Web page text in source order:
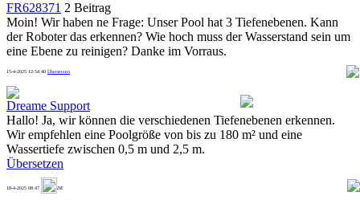
FR628371 2 Beitrag
Moin! Wir haben ne Frage: Unser Pool hat 3 Tiefenebenen. Kann
der Roboter das erkennen? Wie hoch muss der Wasserstand sein um
eine Ebene zu reinigen? Danke im Vorraus.
15-4-2025 12:54:40 Übersetzen
Dreame Support
Hallo! Ja, wir können die verschiedenen Tiefenebenen erkennen.
Wir empfehlen eine Poolgröße von bis zu 180 m² und eine
Wassertiefe zwischen 0,5 m und 2,5 m.
Übersetzen
18-4-2025 08:47 DE